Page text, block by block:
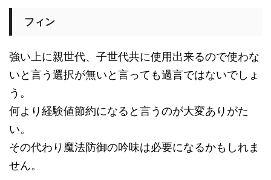
フィン
強い上に親世代、子世代共に使用出来るので使わな
いと言う選択が無いと言っても過言ではないでしょ
う。
何より経験値節約になると言うのが大変ありがた
い。
その代わり魔法防御の吟味は必要になるかもしれま
せん。